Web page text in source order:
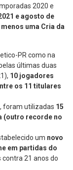
2020 e
e agosto de
uma Cria da
PR como na
últimas duas
10 jogadores
os 11 titulares
foram utilizadas 15
(outro recorde no
um novo
em partidas do
contra 21 anos do